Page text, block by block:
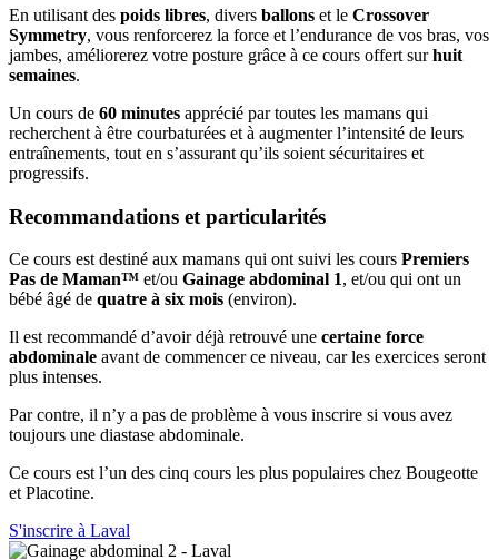
En utilisant des poids libres, divers ballons et le Crossover
Symmetry, vous renforcerez la force et l’endurance de vos bras, vos
jambes, améliorerez votre posture grâce à ce cours offert surhuit
semaines.
Un cours de 60 minutes apprécié par toutes les mamans qui
recherchent à être courbaturées et à augmenter l’intensité de leurs
entraînements, tout en s’assurant qu’ils soient sécuritaires et
progressifs.
Recommandations et particularités
Ce cours est destiné aux mamans qui ont suivi les cours Premiers
Pas de Maman™️ et/ou Gainage abdominal 1, et/ou qui ont un
bébé âgé de quatre à six mois (environ).
Il est recommandé d’avoir déjà retrouvé une certaine force
abdominale avant de commencer ce niveau, car les exercices seront
plus intenses.
Par contre, il n’y a pas de problème à vous inscrire si vous avez
toujours une diastase abdominale.
Ce cours est l’un des cinq cours les plus populaires chez Bougeotte
et Placotine.
S'inscrire à Laval